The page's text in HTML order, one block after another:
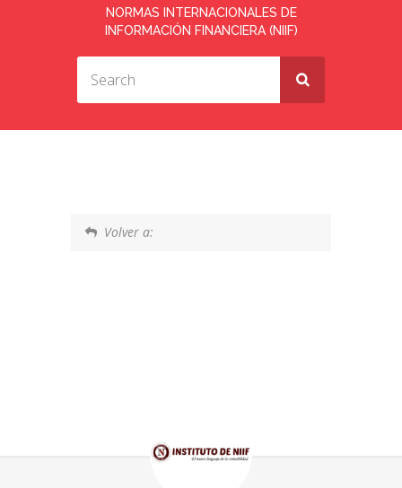
NORMAS INTERNACIONALES DE
INFORMACIÓN FINANCIERA (NIIF)
Volver a: